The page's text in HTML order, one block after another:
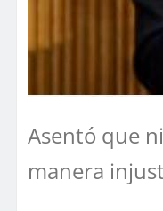
Asentó que
manera